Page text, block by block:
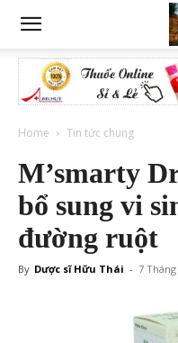
Home Tin tức chung
M’smarty
bổ sung vi
đường ruột
By Dược sĩ Hữu Thái - 7 Tháng